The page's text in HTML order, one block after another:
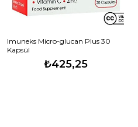
Imuneks Micro-glucan Plus 30
Kapsül
₺425,25